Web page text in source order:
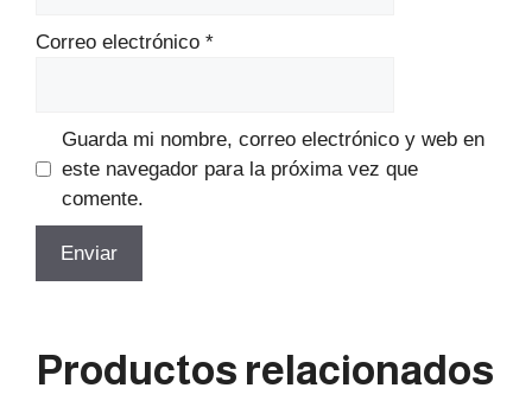
Correo electrónico *
Guarda mi nombre, correo electrónico y web en
este navegador para la próxima vez que
comente.
Productos relacionados